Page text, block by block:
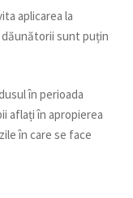
aplicarea la
sunt puțin
în perioada
aflați în apropierea
în care se face